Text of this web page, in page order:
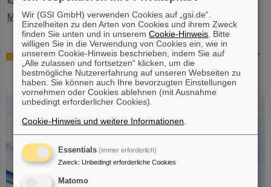
Mehr »
Erfolgreiches Experiment mit FAIR-Detektor
in Japan – Erstmalige Messung des Kerns
Sauerstoff-28
Wir (GSI GmbH) verwenden Cookies auf „gsi.de“.
Einzelheiten zu den Arten von Cookies und ihrem Zweck
finden Sie unten und in unseremCookie-Hinweis . Bitte
willigen Sie in die Verwendung von Cookies ein, wie in
unserem Cookie-Hinweis beschrieben, indem Sie auf
„Alle zulassen und fortsetzen“ klicken, um die
bestmögliche Nutzererfahrung auf unseren Webseiten zu
haben. Sie können auch Ihre bevorzugten Einstellungen
vornehmen oder Cookies ablehnen (mit Ausnahme
unbedingt erforderlicher Cookies).
Cookie-Hinweis und weitere Informationen
Essentials (immer erforderlich)
Zweck: Unbedingt erforderliche Cookies
Matomo